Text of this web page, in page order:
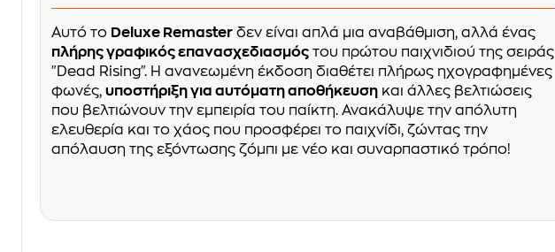
Αυτό το Deluxe Remaster δεν είναι απλά μια αναβάθμιση, αλλά ένας
πλήρης γραφικός επανασχεδιασμός του πρώτου παιχνιδιού της σειράς
"Dead Rising". Η ανανεωμένη έκδοση διαθέτει πλήρως ηχογραφημένες
φωνές, υποστήριξη για αυτόματη αποθήκευση και άλλες βελτιώσεις
που βελτιώνουν την εμπειρία του παίκτη. Ανακάλυψε την απόλυτη
ελευθερία και το χάος που προσφέρει το παιχνίδι, ζώντας την
απόλαυση της εξόντωσης ζόμπι με νέο και συναρπαστικό τρόπο!